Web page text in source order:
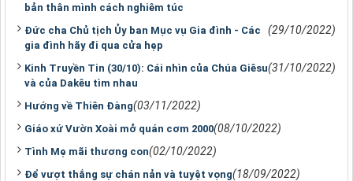
bản thân mình cách nghiêm túc
Đức cha Chủ tịch Ủy ban Mục vụ Gia đình - Các
gia đình hãy đi qua cửa hẹp
(29/10/2022)
Kinh Truyền Tin (30/10): Cái nhìn của Chúa Giêsu
và của Dakêu tìm nhau
(31/10/2022)
Hướng về Thiên Đàng(03/11/2022)
Giáo xứ Vườn Xoài mở quán cơm 2000(08/10/2022)
Tình Mẹ mãi thương con(02/10/2022)
Để vượt thắng sự chán nản và tuyệt vọng(18/09/2022)